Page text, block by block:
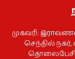
முகவரி:
செந்தில்
தொலைபேசி: